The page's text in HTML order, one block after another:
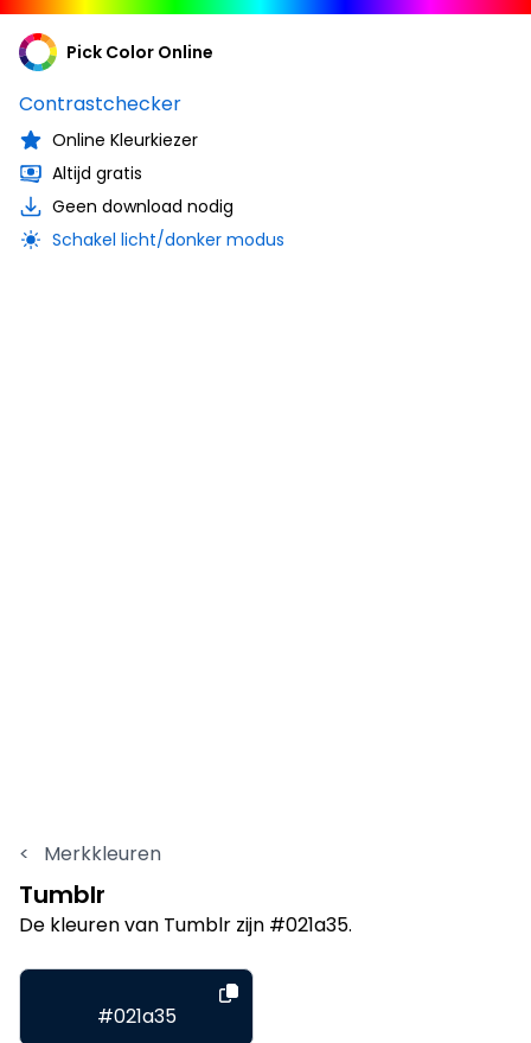
Pick Color Online
Contrastchecker
Online Kleurkiezer
Altijd gratis
Geen download nodig
Schakel licht/donker modus
< Merkkleuren
Tumblr
De kleuren van Tumblr zijn #021a35.
#021a35